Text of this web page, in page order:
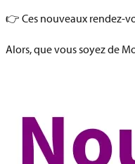
👉 Ces nouveaux rendez-
Alors, que vous soyez de